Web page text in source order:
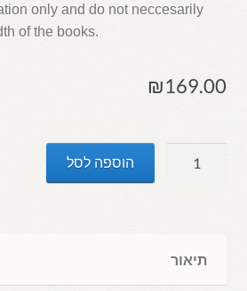
only and do not neccesarily
of the books.
₪169.00
Journey
הוספה לסל
תיאור